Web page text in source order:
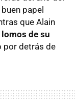
papel
que Alain
de su
por detrás de